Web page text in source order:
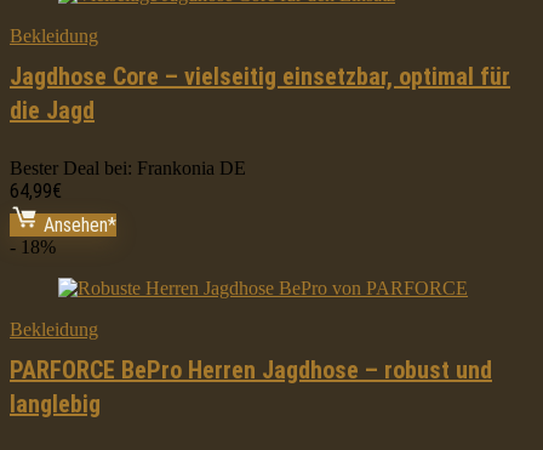
Bekleidung
Jagdhose Core – vielseitig einsetzbar, optimal für
die Jagd
Bester Deal bei: Frankonia DE
64,99€
Ansehen*
- 18%
Bekleidung
PARFORCE BePro Herren Jagdhose – robust und
langlebig